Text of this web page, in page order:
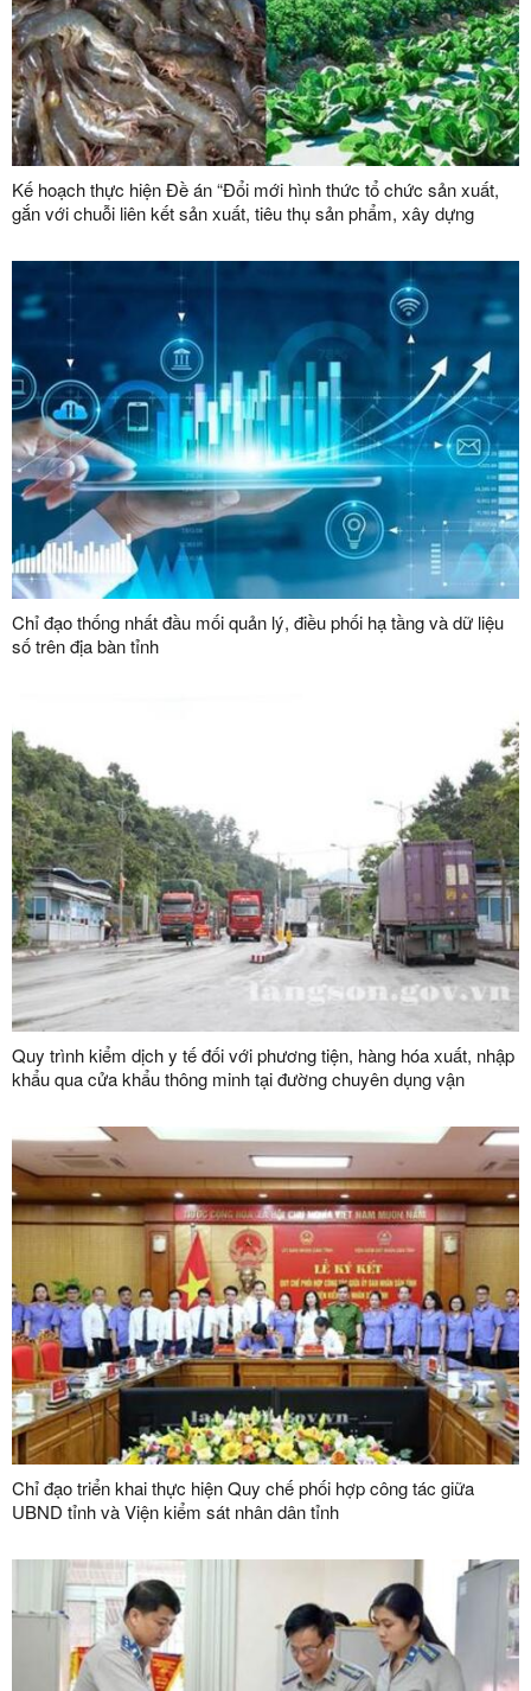
Kế hoạch thực hiện Đề án “Đổi mới hình thức tổ chức sản xuất,
gắn với chuỗi liên kết sản xuất, tiêu thụ sản phẩm, xây dựng
2030”
Chỉ đạo thống nhất đầu mối quản lý, điều phối hạ tầng và dữ liệu
số trên địa bàn tỉnh
Quy trình kiểm dịch y tế đối với phương tiện, hàng hóa xuất, nhập
khẩu qua cửa khẩu thông minh tại đường chuyên dụng vận
dụng vận chuyển hàng hoá khu vực mốc 1088/2-1089 thuộc cặp
cửa khẩu quốc tế Hữu Nghị (Việt Nam) - Hữu Nghị Quan (Trung
Quốc)
Chỉ đạo triển khai thực hiện Quy chế phối hợp công tác giữa
UBND tỉnh và Viện kiểm sát nhân dân tỉnh